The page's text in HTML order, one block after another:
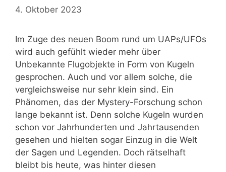
4. Oktober 2023
Im Zuge des neuen Boom rund um UAPs/UFOs
wird auch gefühlt wieder mehr über
Unbekannte Flugobjekte in Form von Kugeln
gesprochen. Auch und vor allem solche, die
vergleichsweise nur sehr klein sind. Ein
Phänomen, das der Mystery-Forschung schon
lange bekannt ist. Denn solche Kugeln wurden
schon vor Jahrhunderten und Jahrtausenden
gesehen und hielten sogar Einzug in die Welt
der Sagen und Legenden. Doch rätselhaft
bleibt bis heute, was hinter diesen